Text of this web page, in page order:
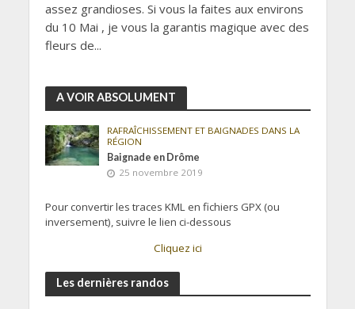
assez grandioses. Si vous la faites aux environs
du 10 Mai , je vous la garantis magique avec des
fleurs de...
A VOIR ABSOLUMENT
RAFRAÎCHISSEMENT ET BAIGNADES DANS LA
RÉGION
Baignade en Drôme
25 novembre 2019
Pour convertir les traces KML en fichiers GPX (ou
inversement), suivre le lien ci-dessous
Cliquez ici
Les dernières randos